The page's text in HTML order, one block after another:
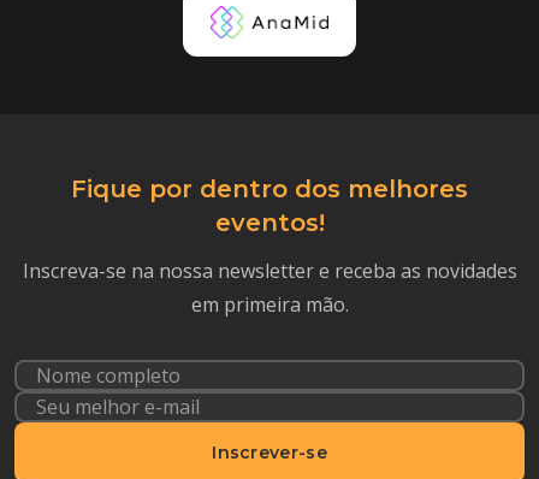
Fique por dentro dos melhores
eventos!
Inscreva-se na nossa newsletter e receba as novidades
em primeira mão.
Inscrever-se